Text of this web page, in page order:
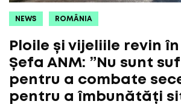
NEWS ROMÂNIA
Ploile și vijeliile revin
Șefa ANM: ”Nu sunt
pentru a combate
pentru a îmbunătăți